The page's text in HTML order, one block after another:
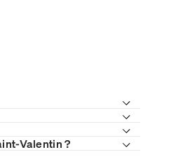
Valentin ?